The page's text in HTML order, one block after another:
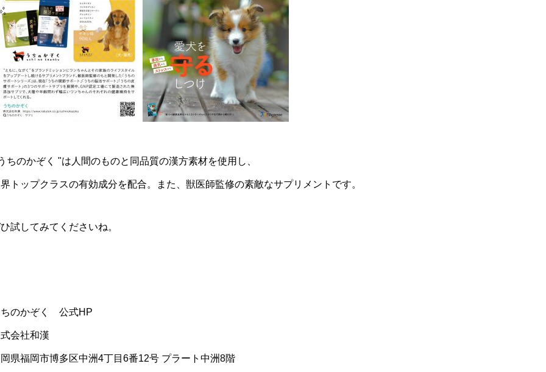
ちのかぞく "は人間のものと同品質の漢方素材を使用し、
トップクラスの有効成分を配合。また、獣医師監修の素敵なサプリメントです。
試してみてくださいね。
のかぞく 公式HP
会社和漢
県福岡市博多区中洲4丁目6番12号 プラート中洲8階